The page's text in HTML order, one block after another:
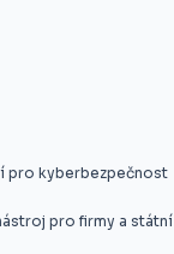
pro kyberbezpečnost
pro firmy a státní